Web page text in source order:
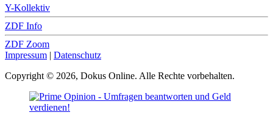
Y-Kollektiv
ZDF Info
ZDF Zoom
Impressum | Datenschutz
Copyright © 2026, Dokus Online. Alle Rechte vorbehalten.